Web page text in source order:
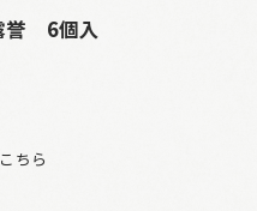
誉 6個入
こちら